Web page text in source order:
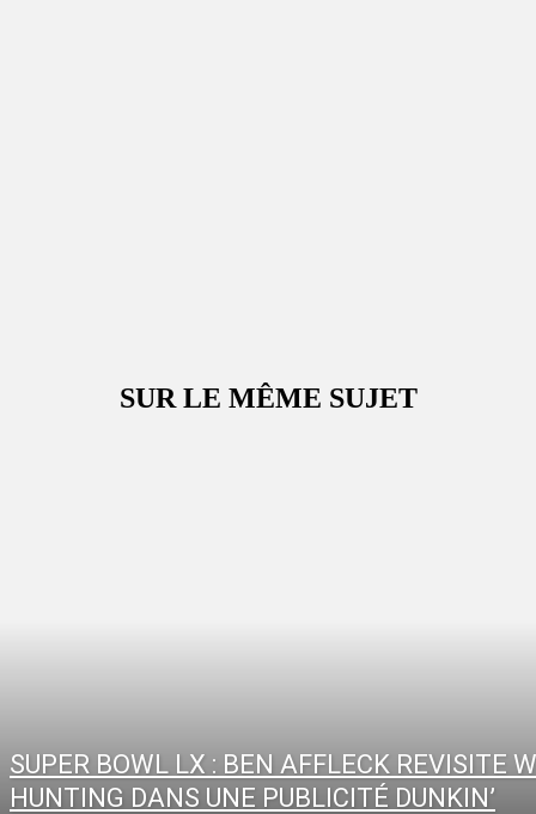
SUR LE MÊME SUJET
SUPER BOWL LX : BEN AFFLECK REVISITE
HUNTING DANS UNE PUBLICITÉ DUNKIN’